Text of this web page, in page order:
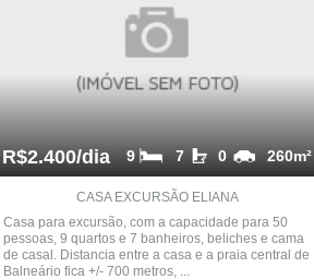
R$2.400/dia 260m²
0
7
9
CASA EXCURSÃO ELIANA
Casa para excursão, com a capacidade para 50
pessoas, 9 quartos e 7 banheiros, beliches e cama
de casal. Distancia entre a casa e a praia central de
Balneário fica +/- 700 metros, ...